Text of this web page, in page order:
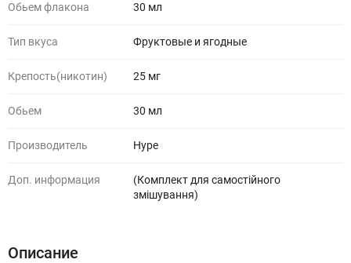
Обьем флакона 30 мл
Тип вкуса Фруктовые и ягодные
Крепость(никотин) 25 мг
Обьем 30 мл
Производитель Hype
Доп. информация
(Комплект для самостійного
змішування)
Описание